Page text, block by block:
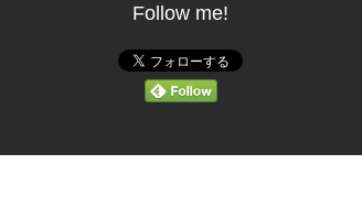
Follow me!